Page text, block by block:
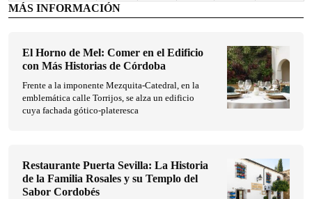
MÁS INFORMACIÓN
El Horno de Mel: Comer en el Edificio
con Más Historias de Córdoba
Frente a la imponente Mezquita-Catedral, en la
emblemática calle Torrijos, se alza un edificio
cuya fachada gótico-plateresca
Restaurante Puerta Sevilla: La Historia
de la Familia Rosales y su Templo del
Sabor Cordobés